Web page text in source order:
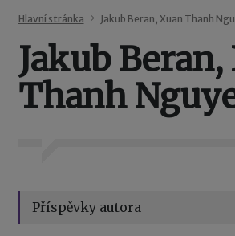
Hlavní stránka Jakub Beran, Xuan Thanh
Jakub Beran,
Thanh
Příspěvky autora